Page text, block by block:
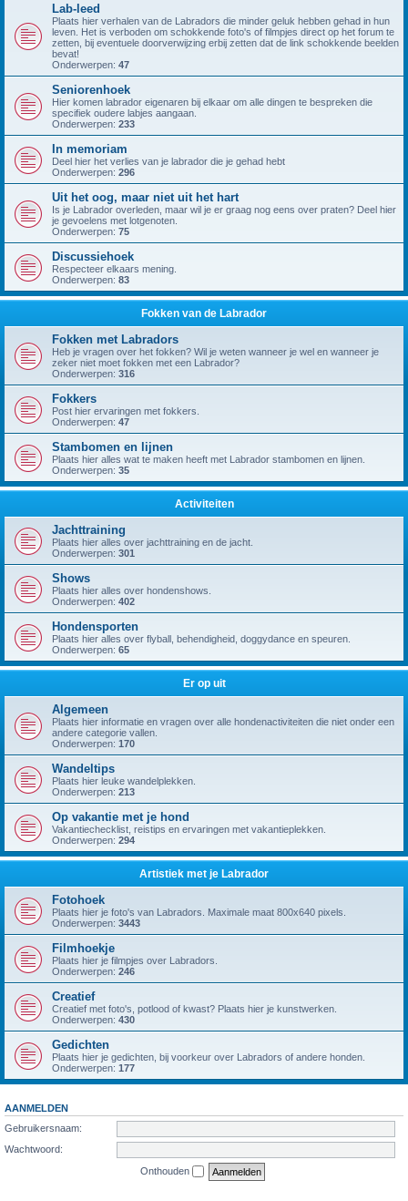
Lab-leed
Plaats hier verhalen van de Labradors die minder geluk hebben gehad in hun
leven. Het is verboden om schokkende foto's of filmpjes direct op het forum te
zetten, bij eventuele doorverwijzing erbij zetten dat de link schokkende beelden
bevat!
Onderwerpen: 47
Seniorenhoek
Hier komen labrador eigenaren bij elkaar om alle dingen te bespreken die
specifiek oudere labjes aangaan.
Onderwerpen: 233
In memoriam
Deel hier het verlies van je labrador die je gehad hebt
Onderwerpen: 296
Uit het oog, maar niet uit het hart
Is je Labrador overleden, maar wil je er graag nog eens over praten? Deel hier
je gevoelens met lotgenoten.
Onderwerpen: 75
Discussiehoek
Respecteer elkaars mening.
Onderwerpen: 83
Fokken van de Labrador
Fokken met Labradors
Heb je vragen over het fokken? Wil je weten wanneer je wel en wanneer je
zeker niet moet fokken met een Labrador?
Onderwerpen: 316
Fokkers
Post hier ervaringen met fokkers.
Onderwerpen: 47
Stambomen en lijnen
Plaats hier alles wat te maken heeft met Labrador stambomen en lijnen.
Onderwerpen: 35
Activiteiten
Jachttraining
Plaats hier alles over jachttraining en de jacht.
Onderwerpen: 301
Shows
Plaats hier alles over hondenshows.
Onderwerpen: 402
Hondensporten
Plaats hier alles over flyball, behendigheid, doggydance en speuren.
Onderwerpen: 65
Er op uit
Algemeen
Plaats hier informatie en vragen over alle hondenactiviteiten die niet onder een
andere categorie vallen.
Onderwerpen: 170
Wandeltips
Plaats hier leuke wandelplekken.
Onderwerpen: 213
Op vakantie met je hond
Vakantiechecklist, reistips en ervaringen met vakantieplekken.
Onderwerpen: 294
Artistiek met je Labrador
Fotohoek
Plaats hier je foto's van Labradors. Maximale maat 800x640 pixels.
Onderwerpen: 3443
Filmhoekje
Plaats hier je filmpjes over Labradors.
Onderwerpen: 246
Creatief
Creatief met foto's, potlood of kwast? Plaats hier je kunstwerken.
Onderwerpen: 430
Gedichten
Plaats hier je gedichten, bij voorkeur over Labradors of andere honden.
Onderwerpen: 177
AANMELDEN
Gebruikersnaam:
Wachtwoord:
Onthouden